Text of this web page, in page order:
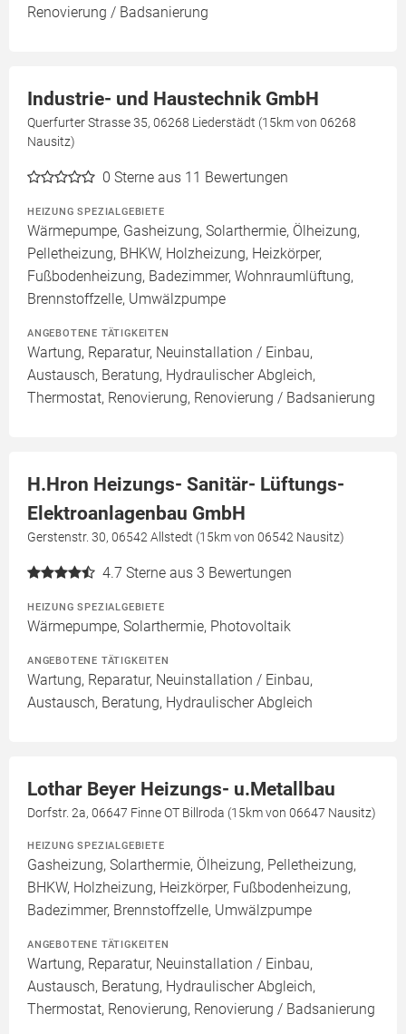
Renovierung / Badsanierung
Industrie- und Haustechnik GmbH
Querfurter Strasse 35, 06268 Liederstädt (15km von 06268
Nausitz)
0 Sterne aus 11 Bewertungen
HEIZUNG SPEZIALGEBIETE
Wärmepumpe, Gasheizung, Solarthermie, Ölheizung,
Pelletheizung, BHKW, Holzheizung, Heizkörper,
Fußbodenheizung, Badezimmer, Wohnraumlüftung,
Brennstoffzelle, Umwälzpumpe
ANGEBOTENE TÄTIGKEITEN
Wartung, Reparatur, Neuinstallation / Einbau,
Austausch, Beratung, Hydraulischer Abgleich,
Thermostat, Renovierung, Renovierung / Badsanierung
H.Hron Heizungs- Sanitär- Lüftungs-
Elektroanlagenbau GmbH
Gerstenstr. 30, 06542 Allstedt (15km von 06542 Nausitz)
4.7 Sterne aus 3 Bewertungen
HEIZUNG SPEZIALGEBIETE
Wärmepumpe, Solarthermie, Photovoltaik
ANGEBOTENE TÄTIGKEITEN
Wartung, Reparatur, Neuinstallation / Einbau,
Austausch, Beratung, Hydraulischer Abgleich
Lothar Beyer Heizungs- u.Metallbau
Dorfstr. 2a, 06647 Finne OT Billroda (15km von 06647 Nausitz)
HEIZUNG SPEZIALGEBIETE
Gasheizung, Solarthermie, Ölheizung, Pelletheizung,
BHKW, Holzheizung, Heizkörper, Fußbodenheizung,
Badezimmer, Brennstoffzelle, Umwälzpumpe
ANGEBOTENE TÄTIGKEITEN
Wartung, Reparatur, Neuinstallation / Einbau,
Austausch, Beratung, Hydraulischer Abgleich,
Thermostat, Renovierung, Renovierung / Badsanierung